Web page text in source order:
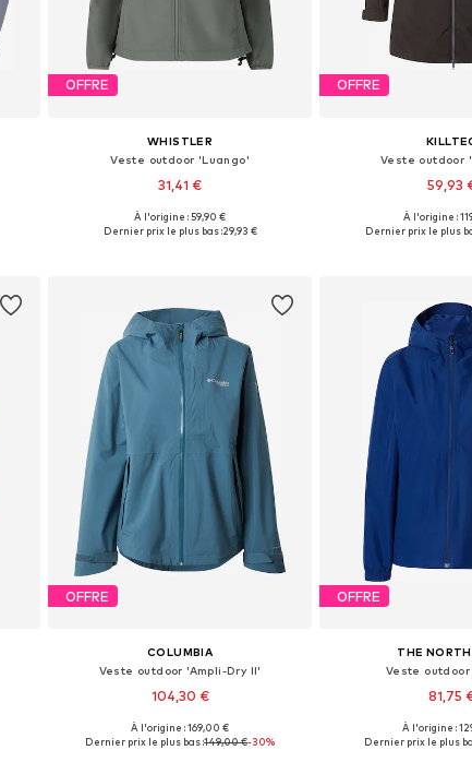
OFFRE
WHISTLER
Veste outdoor 'Luango'
31,41 €
Tailles disponibles: L, XL, XXL
À l'origine : 59,90 €
Dernier prix le plus bas :29,93 €
OFFRE
Veste outdoor
59,93
Tailles
À l'origine :
Dernier prix le plus
OFFRE
COLUMBIA
Veste outdoor 'Ampli-Dry II'
104,30 €
Tailles disponibles: XS, S
À l'origine : 169,00 €
Dernier prix le plus bas :149,00 €-30%
OFFRE
THE NORTH
Veste
81,75
Tailles
À l'origine :
Dernier prix le plus